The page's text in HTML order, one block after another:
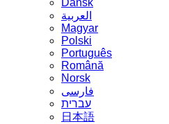
Dansk
العربية
Magyar
Polski
Português
Română
Norsk
فارسی
עברית
日本語